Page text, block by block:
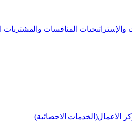
والإستراتيجيات المنافسات والمشتريات
الأعمال(الخدمات الاحصائية)